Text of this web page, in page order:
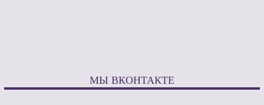
МЫ ВКОНТАКТЕ